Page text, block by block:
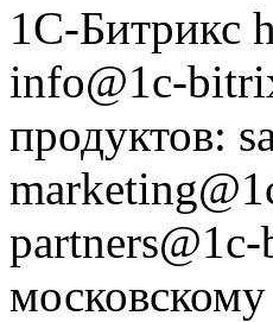
1С-Битрикс
info@1c-
продуктов: